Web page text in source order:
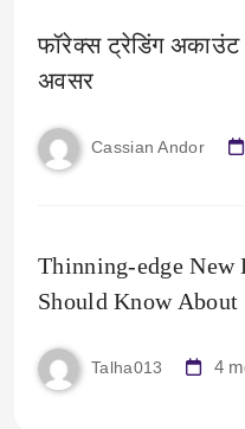
फॉरेक्स ट्रेडिंग अकाउंट
अवसर
Cassian Andor
Thinning-edge New
Should Know About
Talha013 4